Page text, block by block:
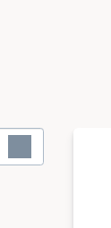
Toggle
Search